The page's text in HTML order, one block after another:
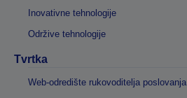
Inovativne tehnologije
Održive tehnologije
Tvrtka
Web-odredište rukovoditelja poslovanja